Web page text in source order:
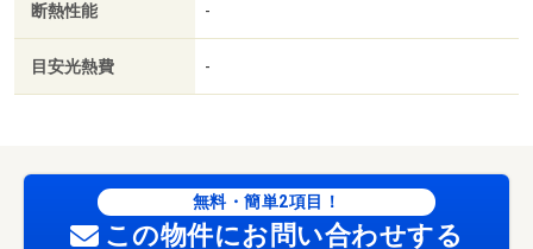
断熱性能 -
目安光熱費 -
無料・簡単2項目！
この物件にお問い合わせする